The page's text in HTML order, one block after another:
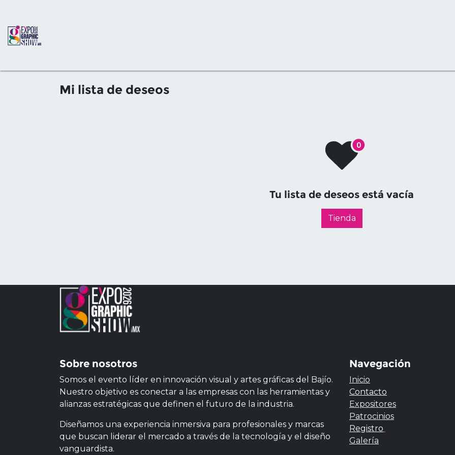
Mi lista de deseos
Tu lista de deseos está vacía
Tienda
Sobre nosotros
Somos el evento líder en innovación visual y artes gráficas del Bajío.
Nuestro objetivo es conectar a las empresas con las herramientas y
alianzas estratégicas que definen el futuro de la industria.
Diseñamos una experiencia inmersiva para profesionales y marcas
que buscan liderar el mercado a través de la tecnología y el diseño
vanguardista.
Navegación
Inicio
Contacto
Expositores
Patrocinios
Registro
Galería